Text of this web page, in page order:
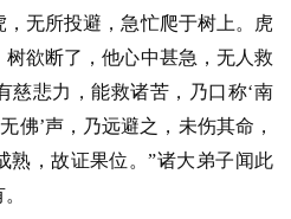
无所投避，急忙爬于树上。虎
欲断了，他心中甚急，无人救
慈悲力，能救诸苦，乃口称‘南
佛’声，乃远避之，未伤其命，
熟，故证果位。”诸大弟子闻此